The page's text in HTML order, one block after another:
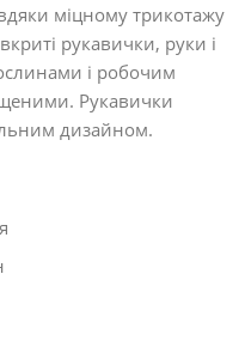
міцному трикотажу
рукавички, руки і
і робочим
Рукавички
дизайном.